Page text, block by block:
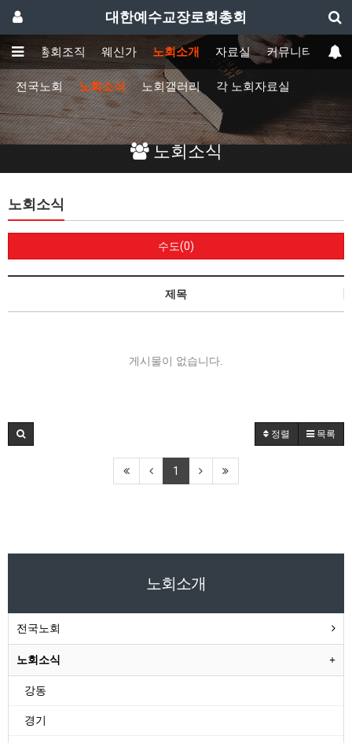
대한예수교장로회총회
총회 총회조직 웨신가 노회소개 자료실 커뮤니티
전국노회 노회소식 노회갤러리 각 노회자료실
노회소식
노회소식
수도(0)
제목
게시물이 없습니다.
정렬 목록
1
노회소개
전국노회
노회소식
강동
경기